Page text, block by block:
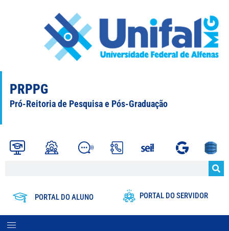
PRPPG
Pró-Reitoria de Pesquisa e Pós-Graduação
PORTAL DO ALUNO PORTAL DO SERVIDOR